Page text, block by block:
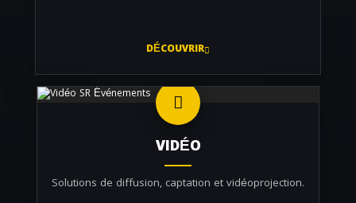
DÉCOUVRIR
VIDÉO
Solutions de diffusion, captation et vidéoprojection.